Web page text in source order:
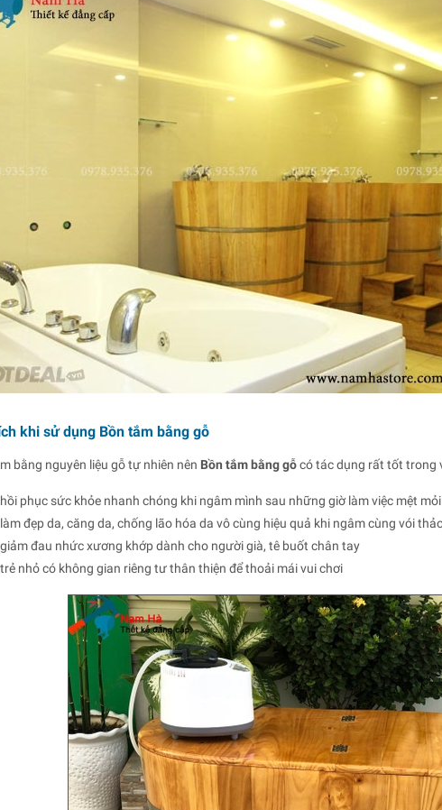
khi sử dụng Bồn tắm bằng gỗ
bằng nguyên liệu gỗ tự nhiên nên Bồn tắm bằng gỗcó tác dụng rất tốt trong
phục sức khỏe nhanh chóng khi ngâm mình sau những giờ làm việc mệt mỏi
đẹp da, căng da, chống lão hóa da vô cùng hiệu quả khi ngâm cùng vói
đau nhức xương khớp dành cho người già, tê buốt chân tay
nhỏ có không gian riêng tư thân thiện để thoải mái vui chơi